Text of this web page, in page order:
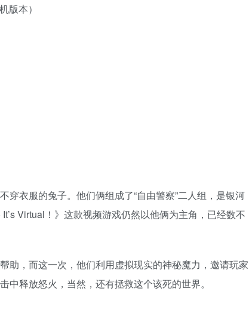
版本）
衣服的兔子。他们俩组成了“自由警察”二人组，是银河
Virtual！》这款视频游戏仍然以他俩为主角，已经数不
助，而这一次，他们利用虚拟现实的神秘魔力，邀请玩家
释放怒火，当然，还有拯救这个该死的世界。